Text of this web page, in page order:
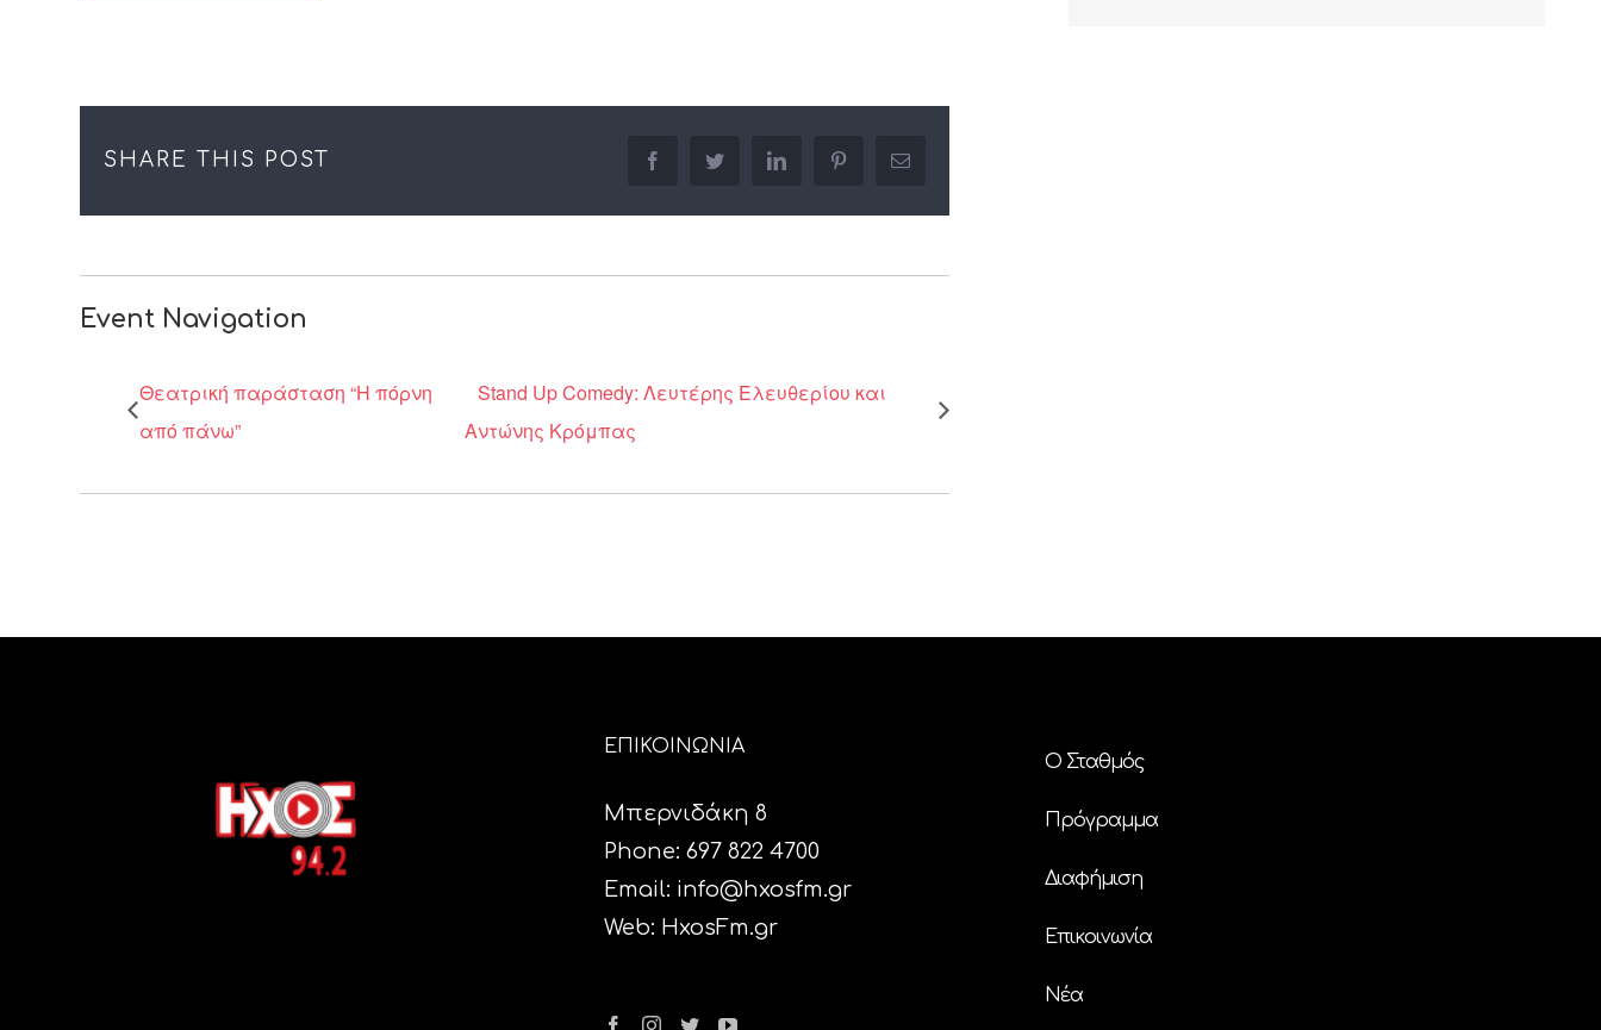
SHARE THIS POST facebooktwitter linkedin pinterestEmail
Event Navigation
Θεατρική παράσταση “Η πόρνη
από πάνω”
Stand Up Comedy: Λευτέρης Ελευθερίου και
Αντώνης Κρόμπας
ΕΠΙΚΟΙΝΩΝΙΑ
Μπερνιδάκη 8
Phone: 697 822 4700
Email: info@hxosfm.gr
Web: HxosFm.gr
Ο Σταθμός
Πρόγραμμα
Διαφήμιση
Επικοινωνία
Nέα